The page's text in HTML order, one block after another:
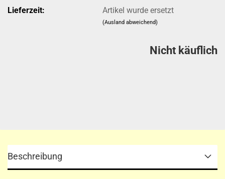
Lieferzeit:
Artikel wurde ersetzt
(Ausland abweichend)
Nicht käuflich
Beschreibung